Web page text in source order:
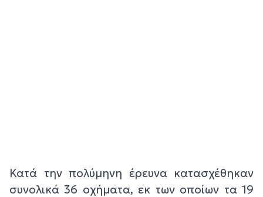
Κατά την πολύμηνη έρευνα κατασχέθηκαν
συνολικά 36 οχήματα, εκ των οποίων τα 19